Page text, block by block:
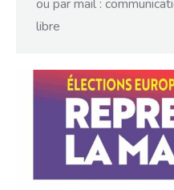
ou par mail :
libre